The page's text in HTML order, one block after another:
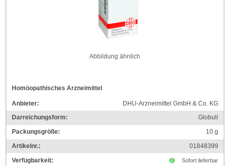
Abbildung ähnlich
Homöopathisches Arzneimittel
Anbieter:
DHU-Arzneimittel GmbH & Co. KG
Darreichungsform:
Globuli
Packungsgröße:
10g
Artikelnr.:
01848399
Verfügbarkeit:
Sofort lieferbar